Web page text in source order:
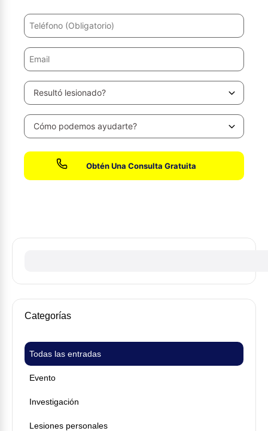
Categorías
Evento
Investigación
Lesiones personales
Todas las entradas